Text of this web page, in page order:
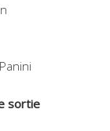
sortie